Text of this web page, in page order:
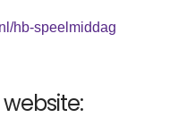
hb-speelmiddag